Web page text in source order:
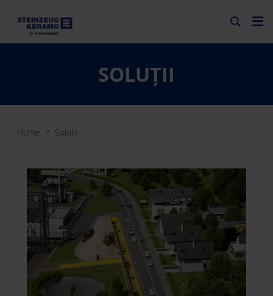
SOLUȚII
Home Soluții